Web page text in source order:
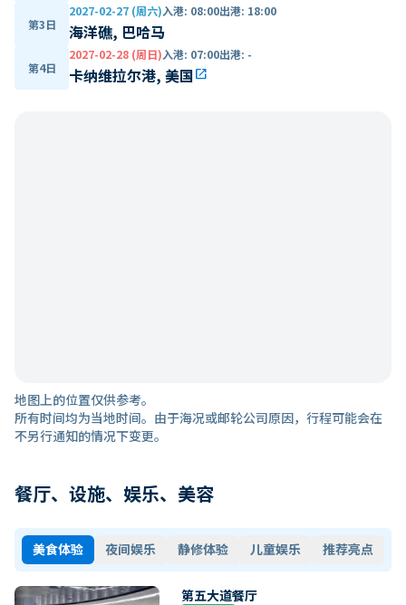
第3日
2027-02-27 (周六)入港: 08:00出港: 18:00
海洋礁, 巴哈马
第4日
2027-02-28 (周日)入港: 07:00出港: -
卡纳维拉尔港, 美国open_in_new
地图上的位置仅供参考。
所有时间均为当地时间。由于海况或邮轮公司原因，行程可能会在
不另行通知的情况下变更。
餐厅、设施、娱乐、美容
美食体验 夜间娱乐 静修体验 儿童娱乐 推荐亮点
第五大道餐厅